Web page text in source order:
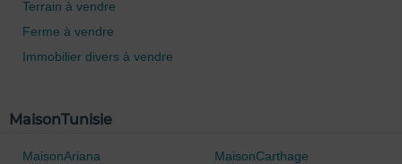
Terrain à vendre
Ferme à vendre
Immobilier divers à vendre
MaisonTunisie
MaisonAriana
MaisonCarthage